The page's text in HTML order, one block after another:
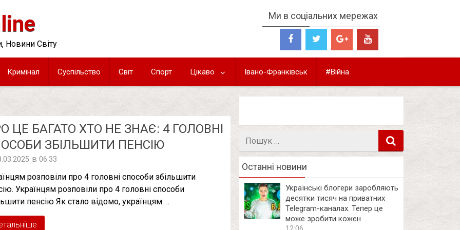
Новини Світу
Ми в соціальних мережах
Кримінал Суспільство Світ Спорт Цікаво Івано-Франківськ #Війна
ЦЕ БАГАТО ХТО НЕ ЗНАЄ: 4 ГОЛОВНІ
ЗБІЛЬШИТИ ПЕНСІЮ
в 06:33
розповіли про 4 головні способи збільшити
Українцям розповіли про 4 головні способи
пенсію Як стало відомо, українцям …
Останні новини
Українські блогери заробляють
десятки тисяч на приватних
Telegram-каналах. Тепер це
може зробити кожен